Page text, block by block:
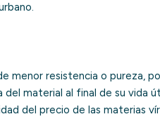
menor resistencia o pureza,
material al final de su vida
del precio de las materias